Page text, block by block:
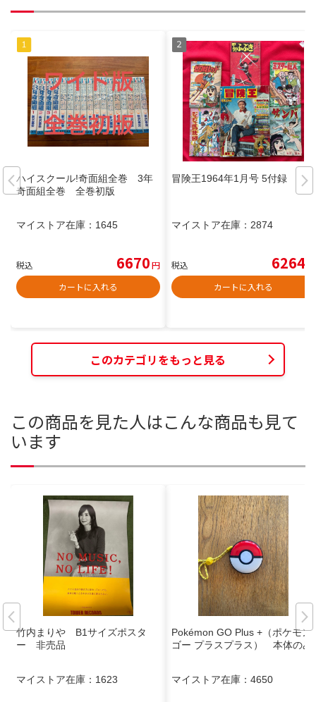
ハイスクール!奇面組全巻 3年
奇面組全巻 全巻初版
マイストア在庫： 1645
税込 6670円
カートに入れる
冒険王1964年1月号 5付録
マイストア在庫： 2874
税込 6264
カートに入れる
このカテゴリをもっと見る
この商品を見た人はこんな商品も見て
います
竹内まりや B1サイズポスタ
ー 非売品
マイストア在庫： 1623
Pokémon GO Plus +（ポケモン
ゴー プラスプラス） 本体のみ
マイストア在庫： 4650